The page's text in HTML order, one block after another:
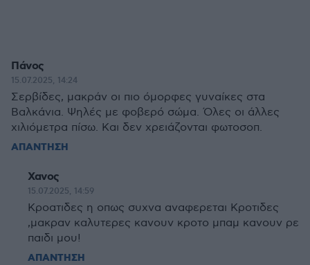
Πάνος
15.07.2025, 14:24
Σερβίδες, μακράν οι πιο όμορφες γυναίκες στα
Βαλκάνια. Ψηλές με φοβερό σώμα. Όλες οι άλλες
χιλιόμετρα πίσω. Και δεν χρειάζονται φωτοσοπ.
ΑΠΑΝΤΗΣΗ
Χανος
15.07.2025, 14:59
Κροατιδες η οπως συχνα αναφερεται Κροτιδες
,μακραν καλυτερες κανουν κροτο μπαμ κανουν ρε
παιδι μου!
ΑΠΑΝΤΗΣΗ